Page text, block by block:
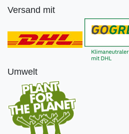
Versand mit
Umwelt